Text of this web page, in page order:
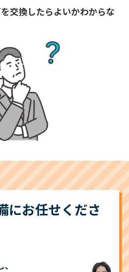
交換したらよいかわからな
にお任せくださ